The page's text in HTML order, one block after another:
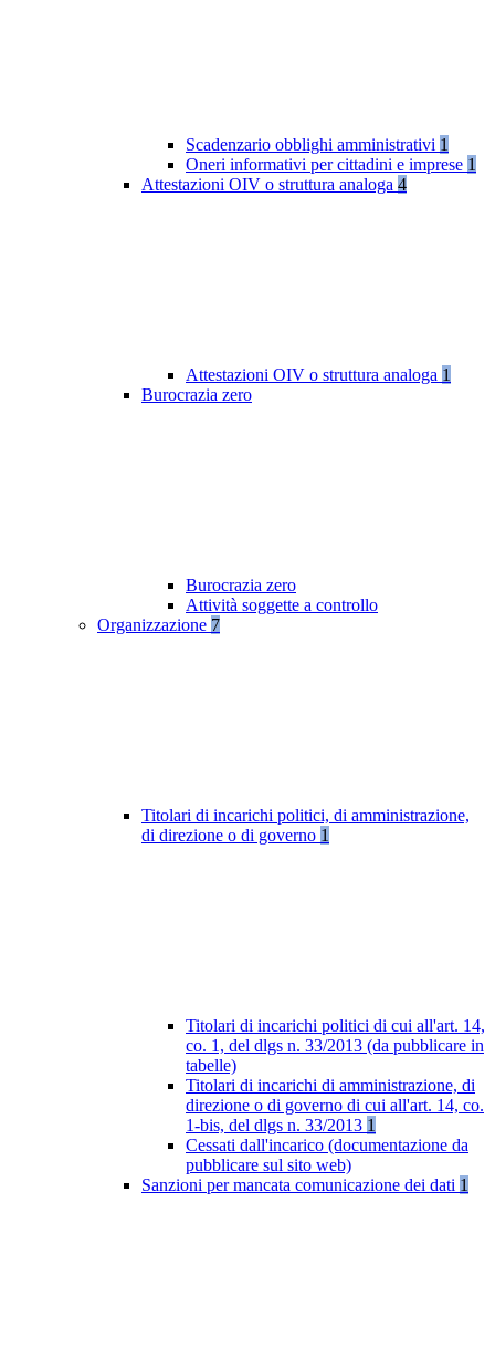
Scadenzario obblighi amministrativi 1
Oneri informativi per cittadini e imprese 1
Attestazioni OIV o struttura analoga 4
Attestazioni OIV o struttura analoga 1
Burocrazia zero
Burocrazia zero
Attività soggette a controllo
Organizzazione 7
Titolari di incarichi politici, di amministrazione,
di direzione o di governo 1
Titolari di incarichi politici di cui all'art. 14,
co. 1, del dlgs n. 33/2013 (da pubblicare in
tabelle)
Titolari di incarichi di amministrazione, di
direzione o di governo di cui all'art. 14, co.
1-bis, del dlgs n. 33/2013 1
Cessati dall'incarico (documentazione da
pubblicare sul sito web)
Sanzioni per mancata comunicazione dei dati 1